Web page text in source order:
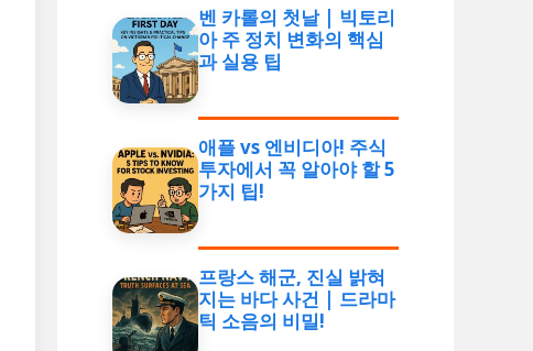
벤 카롤의 첫날 | 빅토리
아 주 정치 변화의 핵심
과 실용 팁
애플 vs 엔비디아! 주식
투자에서 꼭 알아야 할 5
가지 팁!
프랑스 해군, 진실 밝혀
지는 바다 사건 | 드라마
틱 소음의 비밀!